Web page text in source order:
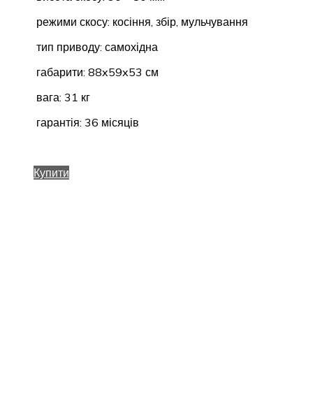
режими скосу: косіння, збір, мульчування
тип приводу: самохідна
габарити: 88x59x53 см
вага: 31 кг
гарантія: 36 місяців
Купити